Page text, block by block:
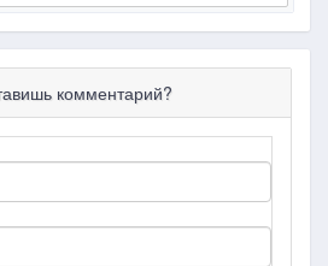
комментарий?